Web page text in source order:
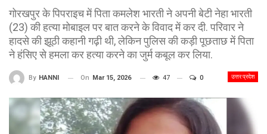
गोरखपुर के पिपराइच में पिता कमलेश भारती ने अपनी बेटी नेहा भारती
(23) की हत्या मोबाइल पर बात करने के विवाद में कर दी. परिवार ने
हादसे की झूठी कहानी गढ़ी थी, लेकिन पुलिस की कड़ी पूछताछ में पिता
ने हंसिए से हमला कर हत्या करने का जुर्म कबूल कर लिया.
उत्तर प्रदेश
By HANNI On Mar 15, 2026 47 0